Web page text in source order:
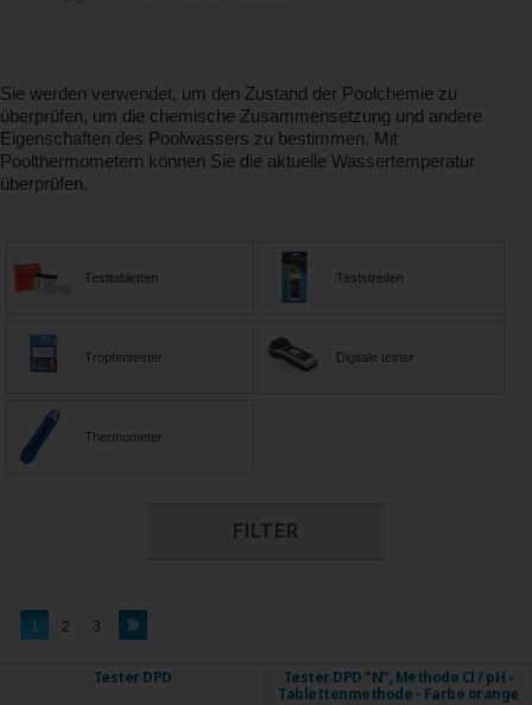
Sie werden verwendet, um den Zustand der Poolchemie zu
überprüfen, um die chemische Zusammensetzung und andere
Eigenschaften des Poolwassers zu bestimmen. Mit
Poolthermometern können Sie die aktuelle Wassertemperatur
überprüfen.
Testtabletten Teststreifen
Tropfentester Digitale tester
Thermometer
FILTER
1 2 3
Tester DPD
Tester DPD "N", Methode Cl / pH -
Tablettenmethode - Farbe orange